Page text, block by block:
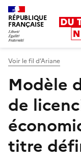
RÉPUBLIQUE
FRANÇAISE
Voir le fil d’Ariane
Modèle
de
titre